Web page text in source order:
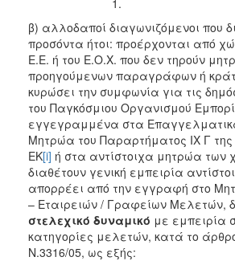
β) αλλοδαποί διαγωνιζόμενοι που
προσόντα ήτοι: προέρχονται από
Ε.Ε. ή του Ε.Ο.Χ. που δεν τηρούν
προηγούμενων παραγράφων ή
κυρώσει την συμφωνία για τις
του Παγκόσμιου Οργανισμού
εγγεγραμμένα στα
Μητρώα του Παραρτήματος IX Γ της
ΕΚ[i] ή στα αντίστοιχα μητρώα των
διαθέτουν γενική εμπειρία
απορρέει από την εγγραφή στο
– Εταιρειών / Γραφείων Μελετών,
στελεχικό δυναμικό με εμπειρία
κατηγορίες μελετών, κατά το
Ν.3316/05, ως εξής: